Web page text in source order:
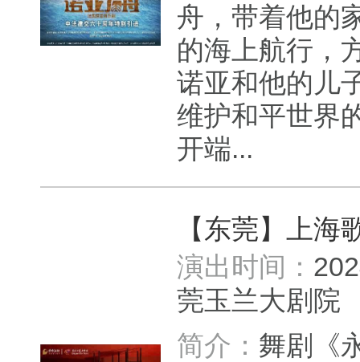
舟，带着他的
的海上航行，
诺亚和他的儿
维护和平世界
开端...
【东莞】上
演出时间：
莞玉兰大剧
简介： 舞剧《